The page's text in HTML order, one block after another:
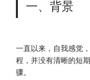
一、背景
一直以来，自我感觉
程，并没有清晰的短
骤。